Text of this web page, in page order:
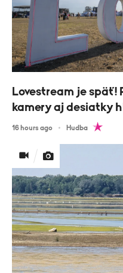
Lovestream je späť!
kamery aj desiatky
16 hours ago Hudba